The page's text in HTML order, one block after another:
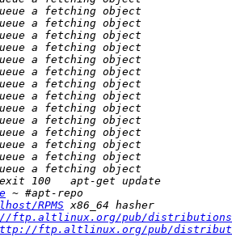
RPMS
ftp.altlinux.org/pub/distributions/
ftp.altlinux.org/pub/